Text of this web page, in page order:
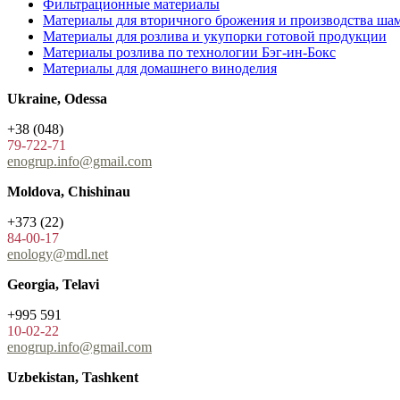
Фильтрационные материалы
Материалы для вторичного брожения и производства
Материалы для розлива и укупорки готовой продукции
Материалы розлива по технологии Бэг-ин-Бокс
Материалы для домашнего виноделия
Ukraine, Odessa
+38 (048)
79-722-71
enogrup.info@gmail.com
Moldova, Chishinau
+373 (22)
84-00-17
enology@mdl.net
Georgia, Telavi
+995 591
10-02-22
enogrup.info@gmail.com
Uzbekistan, Tashkent